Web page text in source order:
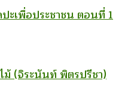
ะเพื่อประชาชน ตอนที่ 1
ม้ (จิระนันท์ พิตรปรีชา)